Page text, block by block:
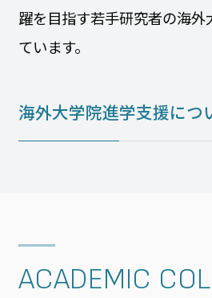
躍を目指す若手研究者の海
ています。
海外大学院進学支援につ
ACADEMIC